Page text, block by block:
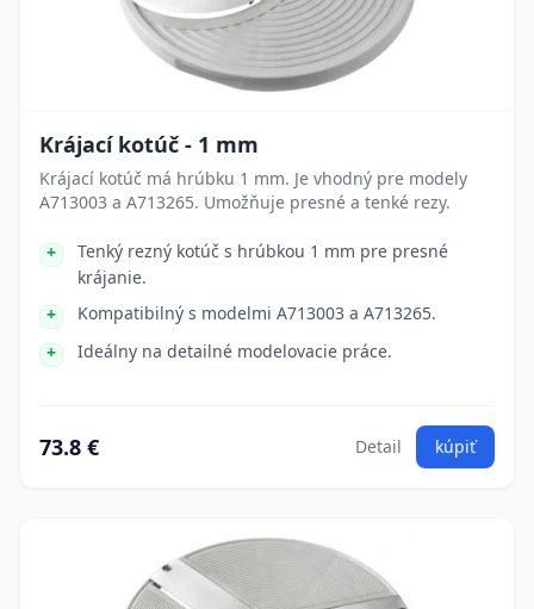
Krájací kotúč - 1 mm
Krájací kotúč má hrúbku 1 mm. Je vhodný pre modely
A713003 a A713265. Umožňuje presné a tenké rezy.
Tenký rezný kotúč s hrúbkou 1 mm pre presné
krájanie.
Kompatibilný s modelmi A713003 a A713265.
Ideálny na detailné modelovacie práce.
73.8 € Detail kúpiť